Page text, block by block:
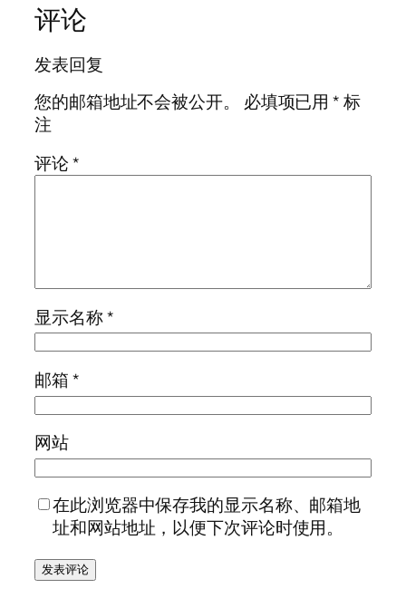
评论
发表回复
您的邮箱地址不会被公开。
必填项已用*标
注
评论*
显示名称*
邮箱*
网站
在此浏览器中保存我的显示名称、邮箱地
址和网站地址，以便下次评论时使用。